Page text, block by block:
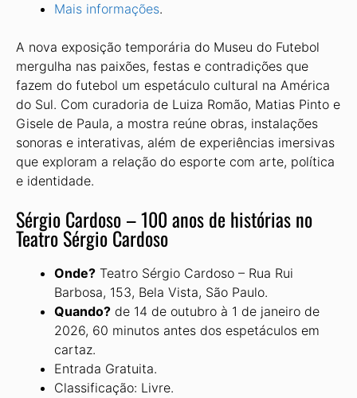
Mais informações.
A nova exposição temporária do Museu do Futebol
mergulha nas paixões, festas e contradições que
fazem do futebol um espetáculo cultural na América
do Sul. Com curadoria de Luiza Romão, Matias Pinto e
Gisele de Paula, a mostra reúne obras, instalações
sonoras e interativas, além de experiências imersivas
que exploram a relação do esporte com arte, política
e identidade.
Sérgio Cardoso – 100 anos de histórias no
Teatro Sérgio Cardoso
Onde? Teatro Sérgio Cardoso – Rua Rui
Barbosa, 153, Bela Vista, São Paulo.
Quando? de 14 de outubro à 1 de janeiro de
2026, 60 minutos antes dos espetáculos em
cartaz.
Entrada Gratuita.
Classificação: Livre.